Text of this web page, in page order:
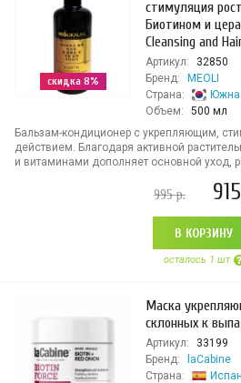
скидка 8%
стимуляция
Биотином и
Cleansing and
Артикул:
32850
Бренд:
MEOLI
Страна:
Объем:
500 мл
Бальзам-кондиционер с укрепляющим,
действием. Благодаря активной
и витаминами дополняет основной уход,
995р. 915
В КОРЗИНУ
осталось 1 шт
Маска
склонных к
Артикул:
33199
Бренд:
laCabine
Страна: